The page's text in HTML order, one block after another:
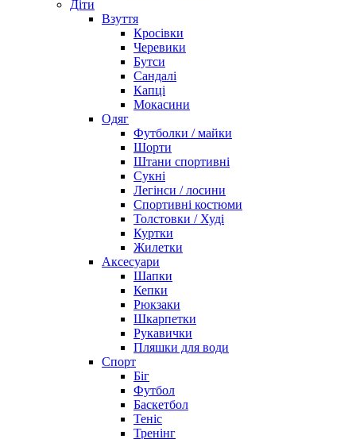
Діти
Взуття
Кросівки
Черевики
Бутси
Сандалі
Капці
Мокасини
Одяг
Футболки / майки
Шорти
Штани спортивні
Сукні
Легінси / лосини
Спортивні костюми
Толстовки / Худі
Куртки
Жилетки
Аксесуари
Шапки
Кепки
Рюкзаки
Шкарпетки
Рукавички
Пляшки для води
Спорт
Біг
Футбол
Баскетбол
Теніс
Тренінг